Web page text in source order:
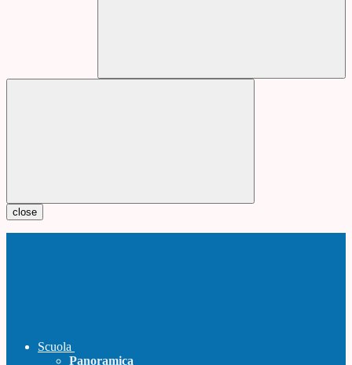
close
Scuola
Panoramica